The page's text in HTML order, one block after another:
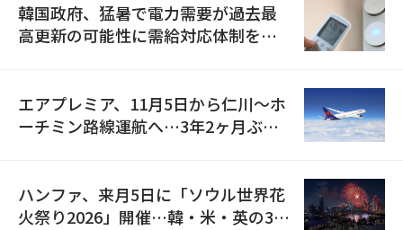
韓国政府、猛暑で電力需要が過去最
高更新の可能性に需給対応体制を点
エアプレミア、11月5日から仁川〜ホ
ーチミン路線運航へ…3年2ヶ月ぶり
ハンファ、来月5日に「ソウル世界花
火祭り2026」開催…韓・米・英の3カ